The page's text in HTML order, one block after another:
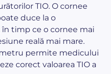
TIO. O cornee
duce la o
timp ce o cornee mai
reală mai mare.
permite medicului
corect valoarea TIO a